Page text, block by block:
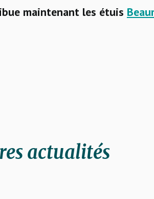
maintenant les étuis
actualités